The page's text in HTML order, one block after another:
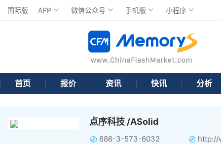
国际版 APP 微信公众号 手机版 小程序
首页 报价 资讯 快讯 分析
点序科技 /ASolid
886-3-573-6032 http://